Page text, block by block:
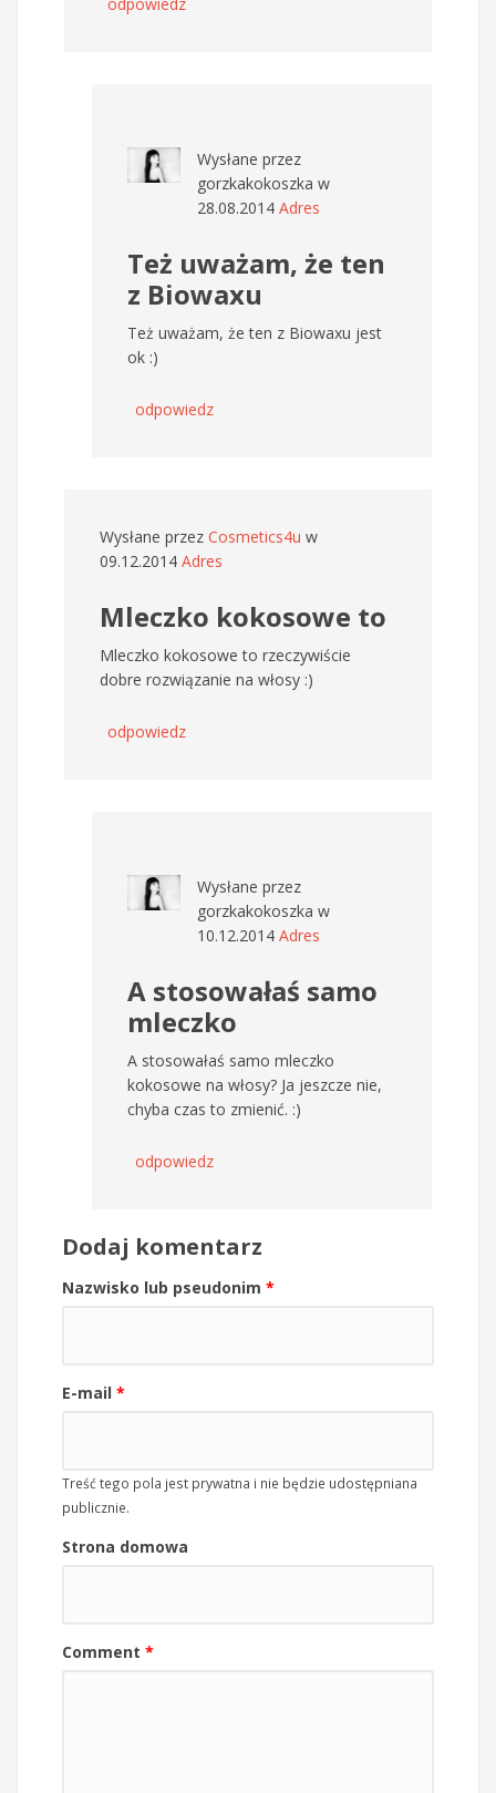
Wysłane przez
gorzkakokoszka w
28.08.2014 Adres
Też uważam, że ten
z Biowaxu
Też uważam, że ten z Biowaxu jest
ok :)
odpowiedz
Wysłane przez Cosmetics4u w
09.12.2014 Adres
Mleczko kokosowe to
Mleczko kokosowe to rzeczywiście
dobre rozwiązanie na włosy :)
odpowiedz
Wysłane przez
gorzkakokoszka w
10.12.2014 Adres
A stosowałaś samo
mleczko
A stosowałaś samo mleczko
kokosowe na włosy? Ja jeszcze nie,
chyba czas to zmienić. :)
odpowiedz
Dodaj komentarz
Nazwisko lub pseudonim *
E-mail *
Treść tego pola jest prywatna i nie będzie udostępniana
publicznie.
Strona domowa
Comment *